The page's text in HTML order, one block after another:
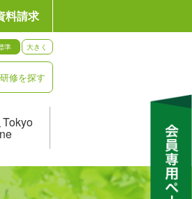
料請求
準 大きく
修を探す